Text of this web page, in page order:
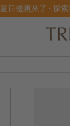
夏日優惠來了 - 探